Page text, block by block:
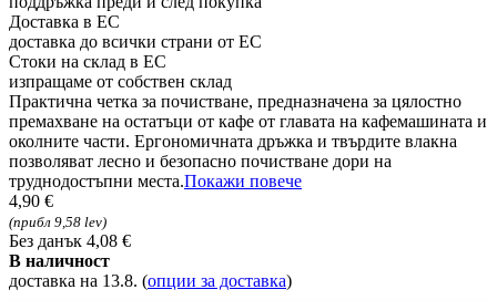
Доставка в ЕС
доставка до всички страни от ЕС
Стоки на склад в ЕС
изпращаме от собствен склад
Практична четка за почистване, предназначена за цялостно
премахване на остатъци от кафе от главата на кафемашината и
околните части. Ергономичната дръжка и твърдите влакна
позволяват лесно и безопасно почистване дори на
труднодостъпни места.Покажи повече
4,90 €
(прибл 9,58 lev)
Без данък 4,08 €
В наличност
доставка на 13.8. (опции за доставка)